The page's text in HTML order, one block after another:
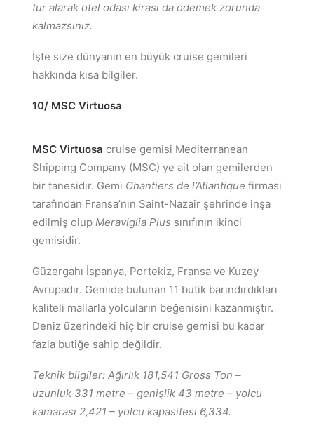
tur alarak otel odası kirası da ödemek zorunda
kalmazsınız.
İşte size dünyanın en büyük cruise gemileri
hakkında kısa bilgiler.
10/ MSC Virtuosa
MSC Virtuosa cruise gemisi Mediterranean
Shipping Company (MSC) ye ait olan gemilerden
bir tanesidir. Gemi Chantiers de l’Atlantique firması
tarafından Fransa’nın Saint-Nazair şehrinde inşa
edilmiş olup Meraviglia Plus sınıfının ikinci
gemisidir.
Güzergahı İspanya, Portekiz, Fransa ve Kuzey
Avrupadır. Gemide bulunan 11 butik barındırdıkları
kaliteli mallarla yolcuların beğenisini kazanmıştır.
Deniz üzerindeki hiç bir cruise gemisi bu kadar
fazla butiğe sahip değildir.
Teknik bilgiler: Ağırlık 181,541 Gross Ton –
uzunluk 331 metre – genişlik 43 metre – yolcu
kamarası 2,421 – yolcu kapasitesi 6,334.